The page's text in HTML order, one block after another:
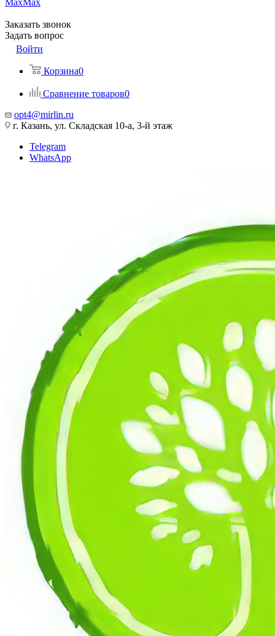
MaxMax
Заказать звонок
Задать вопрос
Войти
Корзина0
Сравнение товаров0
opt4@mirlin.ru
г. Казань, ул. Складская 10-а, 3-й этаж
Telegram
WhatsApp